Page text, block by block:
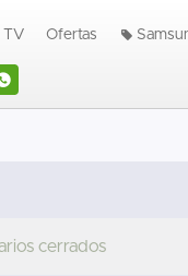
TV Ofertas
cerrados